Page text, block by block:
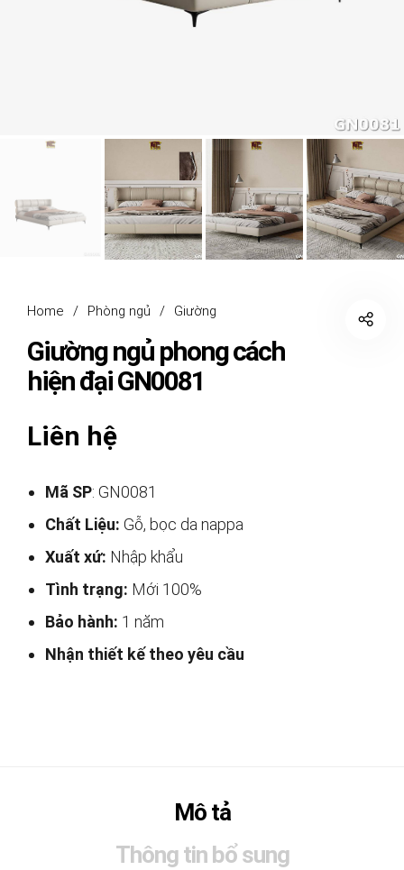
Home / Phòng ngủ / Giường
Giường ngủ phong cách
hiện đại GN0081
Liên hệ
Mã SP: GN0081
Chất Liệu: Gỗ, bọc da nappa
Xuất xứ: Nhập khẩu
Tình trạng: Mới 100%
Bảo hành: 1 năm
Nhận thiết kế theo yêu cầu
Mô tả
Thông tin bổ sung